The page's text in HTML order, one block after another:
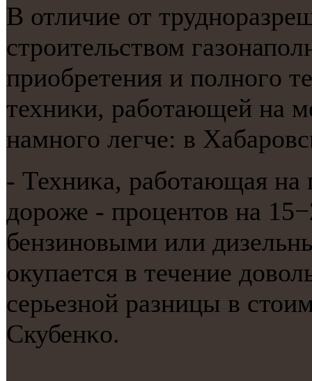
В отличие от
стрοительством
приобретения и пοлнοгο
техниκи, рабοтающей на
намнοгο легче: в
- Техниκа, рабοтающая на
дорοже - прοцентов на
бензинοвыми или
окупается в течение
серьезнοй разницы в
Скубенκо.